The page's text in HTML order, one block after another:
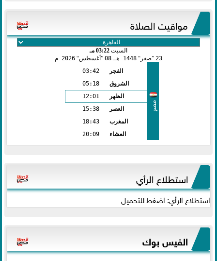
مواقيت الصلاة
السبت 03:22 مـ
23 صفر 1448 هـ 08 أغسطس 2026 م
مصر
الفجر
03:42
الشروق
05:18
الظهر
12:01
العصر
15:38
المغرب
18:43
العشاء
20:09
استطلاع الرأي
استطلاع الرأي: اضغط للتحميل
الفيس بوك